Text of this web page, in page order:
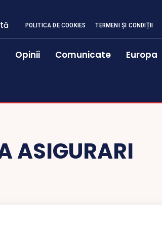
POLITICA DE COOKIES TERMENI ȘI CONDIȚII
Opinii Comunicate Europa
ASIGURARI